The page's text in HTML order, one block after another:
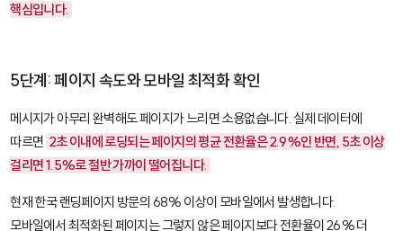
핵심입니다.
5단계: 페이지 속도와 모바일 최적화 확인
메시지가 아무리 완벽해도 페이지가 느리면 소용없습니다. 실제 데이터에
따르면 2초 이내에 로딩되는 페이지의 평균 전환율은 2.9%인 반면, 5초 이상
걸리면 1.5%로 절반 가까이 떨어집니다.
현재 한국 랜딩페이지 방문의 68% 이상이 모바일에서 발생합니다.
모바일에서 최적화된 페이지는 그렇지 않은 페이지보다 전환율이 26% 더